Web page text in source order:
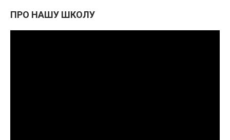
ПРО НАШУ ШКОЛУ